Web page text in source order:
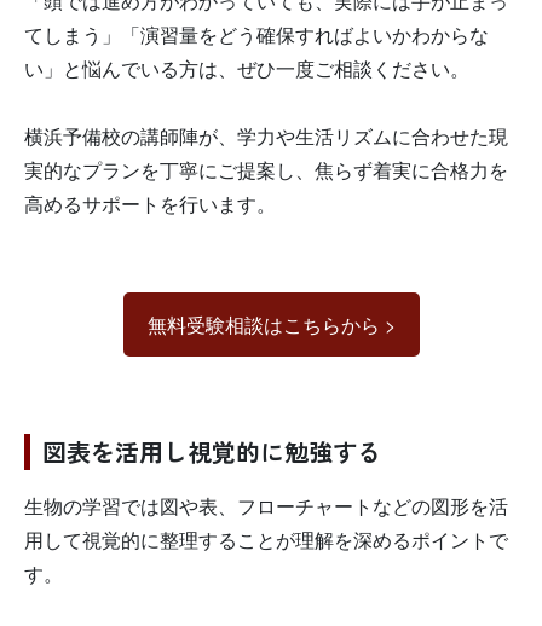
てしまう」「演習量をどう確保すればよいかわからな
い」と悩んでいる方は、ぜひ一度ご相談ください。
横浜予備校の講師陣が、学力や生活リズムに合わせた現
実的なプランを丁寧にご提案し、焦らず着実に合格力を
高めるサポートを行います。
無料受験相談はこちらから >
図表を活用し視覚的に勉強する
生物の学習では図や表、フローチャートなどの図形を活
用して視覚的に整理することが理解を深めるポイントで
す。